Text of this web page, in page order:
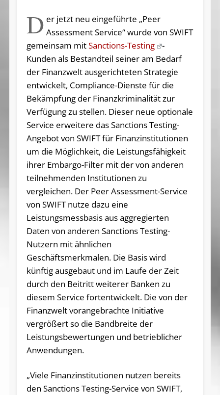
D er jetzt neu eingeführte „Peer
Assessment Service“ wurde von SWIFT
gemeinsam mitSanctions-Testing
-
Kunden als Bestandteil seiner am Bedarf
der Finanzwelt ausgerichteten Strategie
entwickelt, Compliance-Dienste für die
Bekämpfung der Finanzkriminalität zur
Verfügung zu stellen. Dieser neue optionale
Service erweitere das Sanctions Testing-
Angebot von SWIFT für Finanzinstitutionen
um die Möglichkeit, die Leistungsfähigkeit
ihrer Embargo-Filter mit der von anderen
teilnehmenden Institutionen zu
vergleichen. Der Peer Assessment-Service
von SWIFT nutze dazu eine
Leistungsmessbasis aus aggregierten
Daten von anderen Sanctions Testing-
Nutzern mit ähnlichen
Geschäftsmerkmalen. Die Basis wird
künftig ausgebaut und im Laufe der Zeit
durch den Beitritt weiterer Banken zu
diesem Service fortentwickelt. Die von der
Finanzwelt vorangebrachte Initiative
vergrößert so die Bandbreite der
Leistungsbewertungen und betrieblicher
Anwendungen.
„Viele Finanzinstitutionen nutzen bereits
den Sanctions Testing-Service von SWIFT,